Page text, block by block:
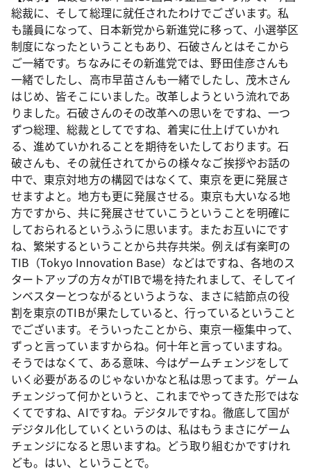
総裁に、そして総理に就任されたわけでございます。私
も議員になって、日本新党から新進党に移って、小選挙区
制度になったということもあり、石破さんとはそこから
ご一緒です。ちなみにその新進党では、野田佳彦さんも
一緒でしたし、高市早苗さんも一緒でしたし、茂木さん
はじめ、皆そこにいました。改革しようという流れであ
りました。石破さんのその改革への思いをですね、一つ
ずつ総理、総裁としてですね、着実に仕上げていかれ
る、進めていかれることを期待をいたしております。石
破さんも、その就任されてからの様々なご挨拶やお話の
中で、東京対地方の構図ではなくて、東京を更に発展さ
せますよと。地方も更に発展させる。東京も大いなる地
方ですから、共に発展させていこうということを明確に
しておられるというふうに思います。またお互いにです
ね、繁栄するということから共存共栄。例えば有楽町の
TIB（Tokyo Innovation Base）などはですね、各地のス
タートアップの方々がTIBで場を持たれまして、そしてイ
ンベスターとつながるというような、まさに結節点の役
割を東京のTIBが果たしていると、行っているということ
でございます。そういったことから、東京一極集中って、
ずっと言っていますからね。何十年と言っていますね。
そうではなくて、ある意味、今はゲームチェンジをして
いく必要があるのじゃないかなと私は思ってます。ゲーム
チェンジって何かというと、これまでやってきた形ではな
くてですね、AIですね。デジタルですね。徹底して国が
デジタル化していくというのは、私はもうまさにゲーム
チェンジになると思いますね。どう取り組むかですけれ
ども。はい、ということで。